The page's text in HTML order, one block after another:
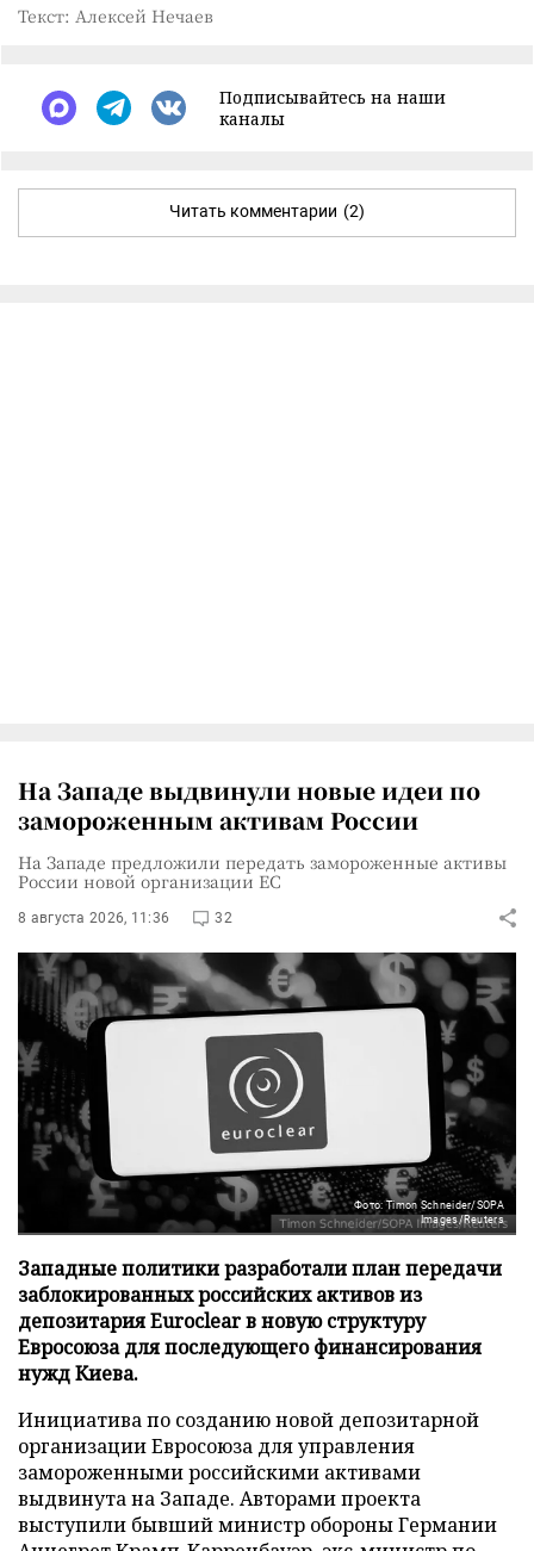
Текст: Алексей Нечаев
Подписывайтесь на наши
каналы
Читать комментарии (2)
На Западе выдвинули новые идеи по
замороженным активам России
На Западе предложили передать замороженные активы
России новой организации ЕС
8 августа 2026, 11:36 32
Фото: Timon Schneider/SOPA
Images/Reuters
Западные политики разработали план передачи
заблокированных российских активов из
депозитария Euroclear в новую структуру
Евросоюза для последующего финансирования
нужд Киева.
Инициатива по созданию новой депозитарной
организации Евросоюза для управления
замороженными российскими активами
выдвинута на Западе. Авторами проекта
выступили бывший министр обороны Германии